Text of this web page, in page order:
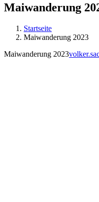
Maiwanderung
Startseite
Maiwanderung 2023
Maiwanderung 2023